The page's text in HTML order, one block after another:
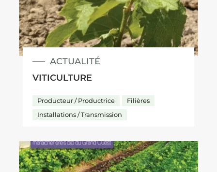
ACTUALITÉ
VITICULTURE
Producteur / Productrice
Filières
Installations / Transmission